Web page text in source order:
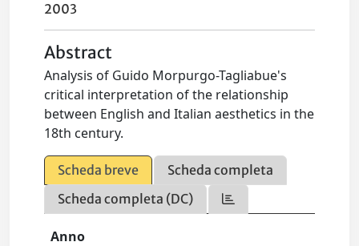
2003
Abstract
Analysis of Guido Morpurgo-Tagliabue's
critical interpretation of the relationship
between English and Italian aesthetics in the
18th century.
Scheda breve
Scheda completa
Scheda completa (DC)
Anno